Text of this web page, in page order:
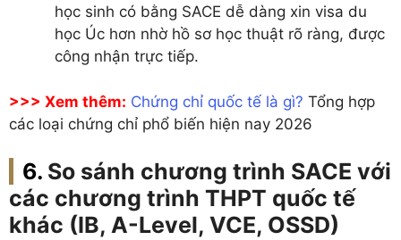
học sinh có bằng SACE dễ dàng xin visa du
học Úc hơn nhờ hồ sơ học thuật rõ ràng, được
công nhận trực tiếp.
>>> Xem thêm: Chứng chỉ quốc tế là gì? Tổng hợp
các loại chứng chỉ phổ biến hiện nay 2026
So sánh chương trình SACE với
các chương trình THPT quốc tế
khác (IB, A-Level, VCE, OSSD)